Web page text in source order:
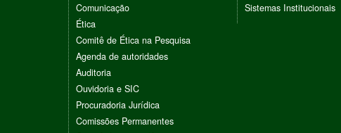
Comunicação
Ética
Comitê de Ética na Pesquisa
Agenda de autoridades
Auditoria
Ouvidoria e SIC
Procuradoria Jurídica
Comissões Permanentes
Sistemas Institucionais